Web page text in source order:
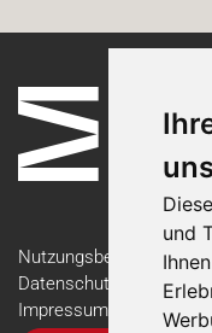
und
Nutzungsbedingungen
Datenschutzerklärung
Impressum